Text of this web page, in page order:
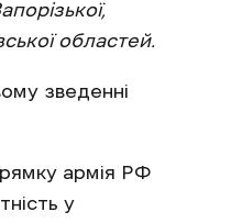
областей.
зведенні
армія РФ
у